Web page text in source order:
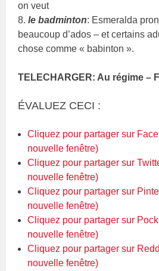
on veut
8.le badminton: Esmeralda
beaucoup d’ados – et certains
chose comme « babinton ».
TELECHARGER: Au régime –
ÉVALUEZ CECI :
Cliquez pour partager sur
nouvelle fenêtre)
Cliquez pour partager sur
nouvelle fenêtre)
Cliquez pour partager sur
nouvelle fenêtre)
Cliquez pour partager sur
nouvelle fenêtre)
Cliquez pour partager sur
nouvelle fenêtre)